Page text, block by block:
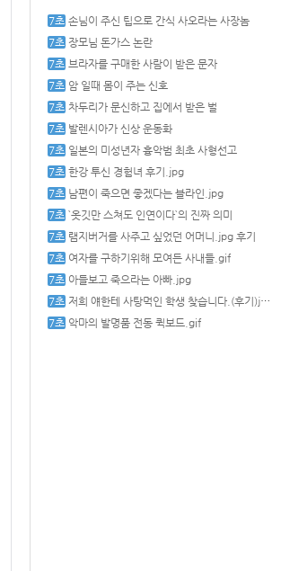
손님이 주신 팁으로 간식 사오라는 사장놈
장모님 돈가스 논란
브라자를 구매한 사람이 받은 문자
암 일때 몸이 주는 신호
차두리가 문신하고 집에서 받은 벌
발렌시아가 신상 운동화
일본의 미성년자 흉악범 최초 사형선고
한강 투신 경험녀 후기.jpg
남편이 죽으면 좋겠다는 블라인.jpg
`옷깃만 스쳐도 인연이다`의 진짜 의미
램지버거를 사주고 싶었던 어머니.jpg 후기
여자를 구하기위해 모여든 사내들.gif
아들보고 죽으라는 아빠.jpg
저희 얘한테 사탕먹인 학생 찾습니다.(후기)jpg
악마의 발명품 전동 퀵보드.gif